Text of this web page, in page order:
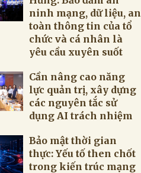
ninh mạng, dữ liệu, an
toàn thông tin của tổ
chức và cá nhân là
yêu cầu xuyên suốt
Cần nâng cao năng
lực quản trị, xây dựng
các nguyên tắc sử
dụng AI trách nhiệm
Bảo mật thời gian
thực: Yếu tố then chốt
trong kiến trúc mạng